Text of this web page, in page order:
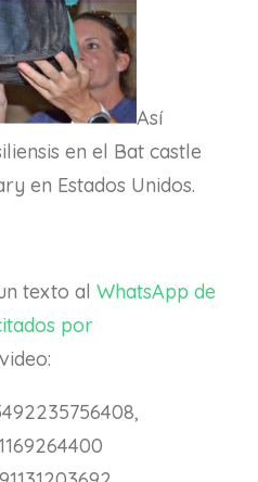
Así
en el Bat castle
en Estados Unidos.
texto al WhatsApp de
por